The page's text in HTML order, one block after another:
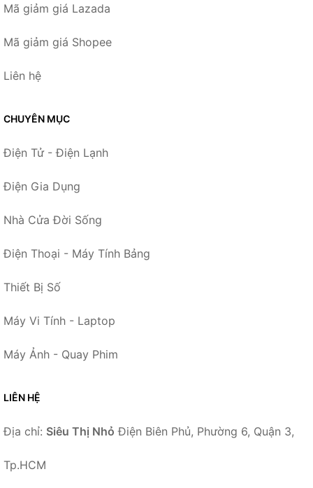
Mã giảm giá Lazada
Mã giảm giá Shopee
Liên hệ
CHUYÊN MỤC
Điện Tử - Điện Lạnh
Điện Gia Dụng
Nhà Cửa Đời Sống
Điện Thoại - Máy Tính Bảng
Thiết Bị Số
Máy Vi Tính - Laptop
Máy Ảnh - Quay Phim
LIÊN HỆ
Địa chỉ: Siêu Thị Nhỏ Điện Biên Phủ, Phường 6, Quận 3,
Tp.HCM